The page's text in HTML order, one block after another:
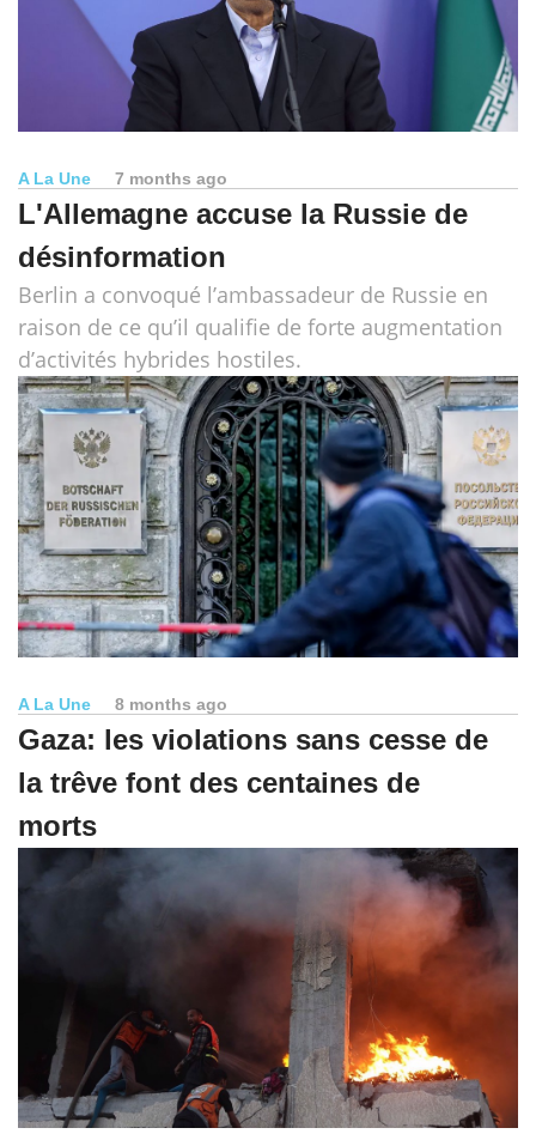
A La Une 7 months ago
L'Allemagne accuse la Russie de
désinformation
Berlin a convoqué l’ambassadeur de Russie en
raison de ce qu’il qualifie de forte augmentation
d’activités hybrides hostiles.
A La Une 8 months ago
Gaza: les violations sans cesse de
la trêve font des centaines de
morts